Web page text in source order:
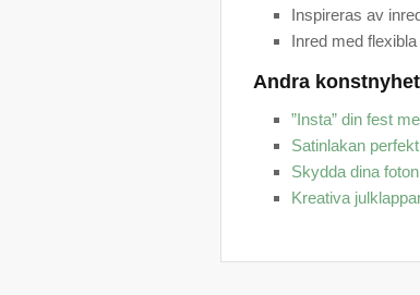
Inspireras av
Inred med
Andra
”Insta” din fest
Satinlakan
Skydda dina
Kreativa